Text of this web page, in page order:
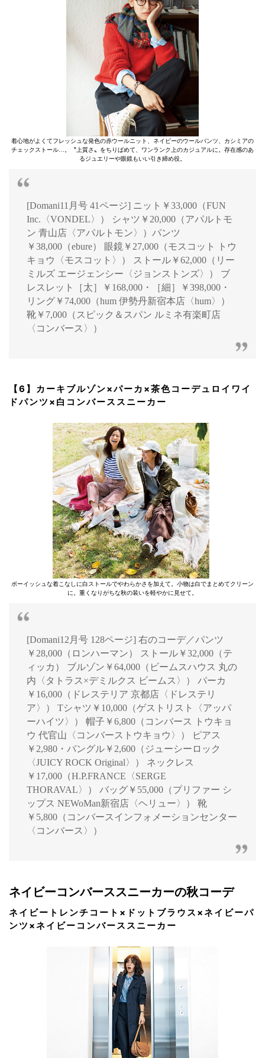
着心地がよくてフレッシュな発色の赤ウールニット、ネイビーのウールパンツ、カシミアの
チェックストール…。〝上質さ〟をちりばめて、ワンランク上のカジュアルに。存在感のあ
るジュエリーや眼鏡もいい引き締め役。
[Domani11月号 41ページ] ニット￥33,000（FUN
Inc.〈VONDEL〉） シャツ￥20,000（アパルトモ
ン 青山店〈アパルトモン〉）パンツ
￥38,000（ebure） 眼鏡￥27,000（モスコット トウ
キョウ〈モスコット〉） ストール￥62,000（リー
ミルズ エージェンシー〈ジョンストンズ〉） ブ
レスレット［太］￥168,000・［細］￥398,000・
リング￥74,000（hum 伊勢丹新宿本店〈hum〉）
靴￥7,000（スピック＆スパン ルミネ有楽町店
〈コンバース〉）
【6】カーキブルゾン×パーカ×茶色コーデュロイワイ
ドパンツ×白コンバーススニーカー
ボーイッシュな着こなしに白ストールでやわらかさを加えて。小物は白でまとめてクリーン
に。重くなりがちな秋の装いを軽やかに見せて。
[Domani12月号 128ページ] 右のコーデ／パンツ
￥28,000（ロンハーマン） ストール￥32,000（テ
ィッカ） ブルゾン￥64,000（ビームスハウス 丸の
内〈タトラス×デミルクス ビームス〉） パーカ
￥16,000（ドレステリア 京都店〈ドレステリ
ア〉） Tシャツ￥10,000（ゲストリスト〈アッパ
ーハイツ〉） 帽子￥6,800（コンバース トウキョ
ウ 代官山〈コンバーストウキョウ〉） ピアス
￥2,980・バングル￥2,600（ジューシーロック
〈JUICY ROCK Original〉） ネックレス
￥17,000（H.P.FRANCE〈SERGE
THORAVAL〉） バッグ￥55,000（プリファー シ
ップス NEWoMan新宿店〈ヘリュー〉） 靴
￥5,800（コンバースインフォメーションセンター
〈コンバース〉）
ネイビーコンバーススニーカーの秋コーデ
ネイビートレンチコート×ドットブラウス×ネイビーパ
ンツ×ネイビーコンバーススニーカー